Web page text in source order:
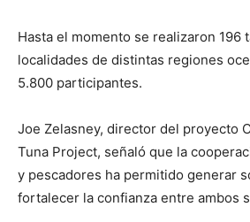
Hasta el momento se realizaron 196
localidades de distintas regiones
5.800 participantes.
Joe Zelasney, director del proyecto
Tuna Project, señaló que la
y pescadores ha permitido generar
fortalecer la confianza entre ambos